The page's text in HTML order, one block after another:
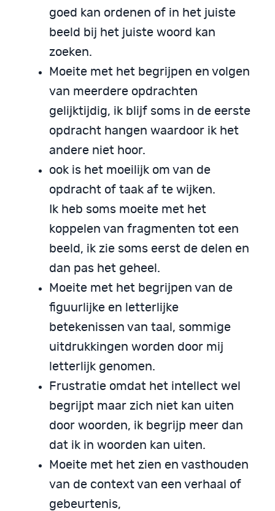
goed kan ordenen of in het juiste
beeld bij het juiste woord kan
zoeken.
Moeite met het begrijpen en volgen
van meerdere opdrachten
gelijktijdig, ik blijf soms in de eerste
opdracht hangen waardoor ik het
andere niet hoor.
ook is het moeilijk om van de
opdracht of taak af te wijken.
Ik heb soms moeite met het
koppelen van fragmenten tot een
beeld, ik zie soms eerst de delen en
dan pas het geheel.
Moeite met het begrijpen van de
figuurlijke en letterlijke
betekenissen van taal, sommige
uitdrukkingen worden door mij
letterlijk genomen.
Frustratie omdat het intellect wel
begrijpt maar zich niet kan uiten
door woorden, ik begrijp meer dan
dat ik in woorden kan uiten.
Moeite met het zien en vasthouden
van de context van een verhaal of
gebeurtenis,